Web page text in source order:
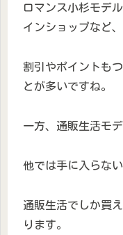
ロマンス小杉モデ
インショップなど
割引やポイントも
とが多いですね。
一方、通販生活モ
他では手に入らな
通販生活でしか買
ります。